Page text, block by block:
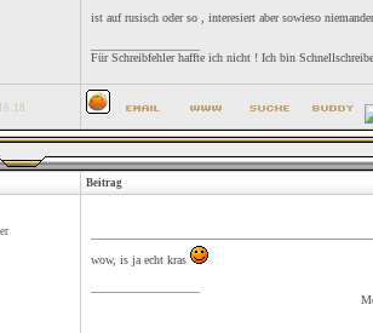
ist auf rusisch oder so , interesiert aber sowieso
Für Schreibfehler haffte ich nicht ! Ich bin
16:18
Beitrag
wow, is ja echt kras